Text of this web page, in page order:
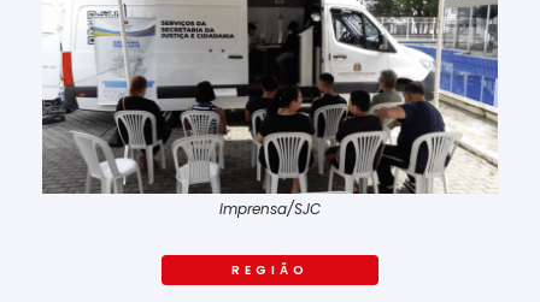
Imprensa/SJC
REGIÃO